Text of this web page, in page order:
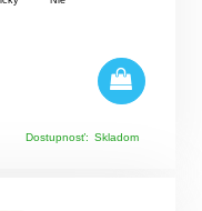
Dostupnosť: Skladom